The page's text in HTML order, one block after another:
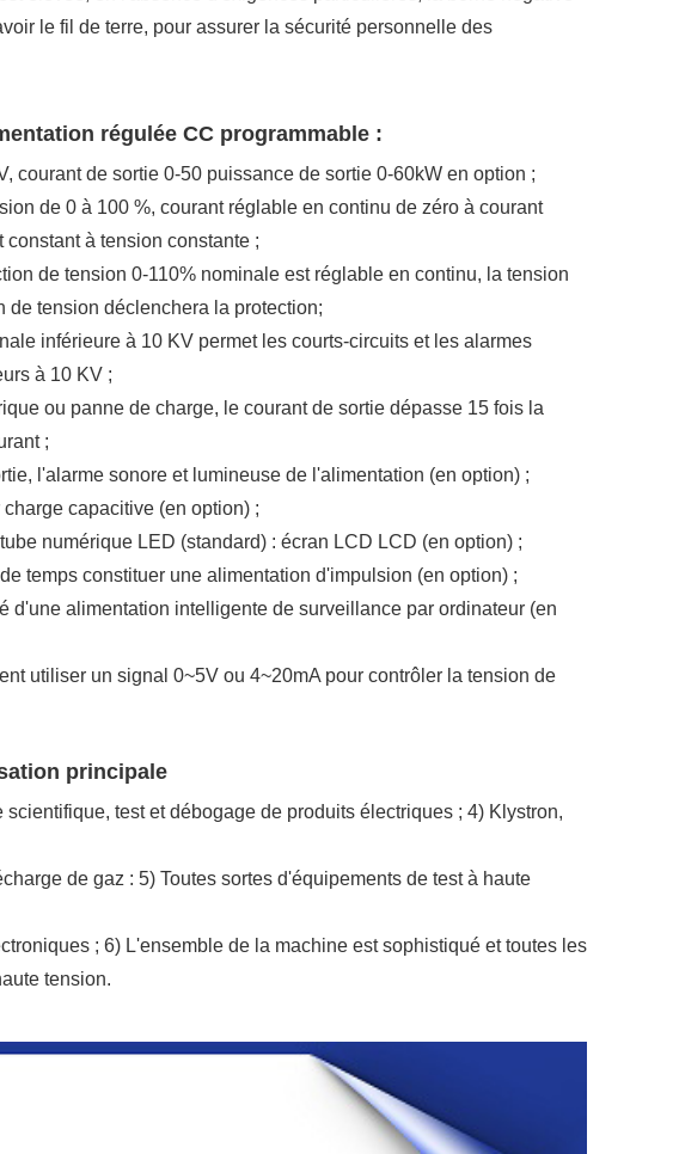
le fil de terre, pour assurer la sécurité personnelle des
régulée CC programmable :
courant de sortie 0-50 puissance de sortie 0-60kW en option ;
de 0 à 100 %, courant réglable en continu de zéro à courant
à tension constante ;
de tension 0-110% nominale est réglable en continu, la tension
tension déclenchera la protection;
inférieure à 10 KV permet les courts-circuits et les alarmes
à 10 KV ;
ou panne de charge, le courant de sortie dépasse 15 fois la
;
l'alarme sonore et lumineuse de l'alimentation (en option) ;
capacitive (en option) ;
numérique LED (standard) : écran LCD LCD (en option) ;
temps constituer une alimentation d'impulsion (en option) ;
d'une alimentation intelligente de surveillance par ordinateur (en
utiliser un signal 0~5V ou 4~20mA pour contrôler la tension de
principale
test et débogage de produits électriques ; 4) Klystron,
de gaz : 5) Toutes sortes d'équipements de test à haute
; 6) L'ensemble de la machine est sophistiqué et toutes les
tension.